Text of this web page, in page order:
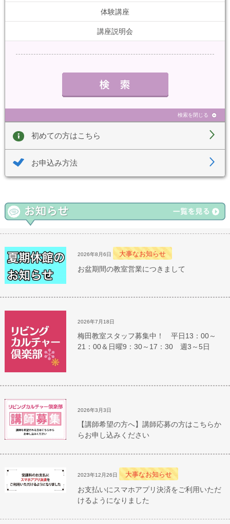
体験講座
講座説明会
検索を閉じる
初めての方はこちら
お申込み方法
2026年8月6日 大事なお知らせ
お盆期間の教室営業につきまして
2026年7月18日
梅田教室スタッフ募集中！ 平日13：00～
21：00＆日曜9：30～17：30 週3～5日
2026年3月3日
【講師希望の方へ】講師応募の方はこちらか
らお申し込みください
2023年12月26日 大事なお知らせ
お支払いにスマホアプリ決済をご利用いただ
けるようになりました